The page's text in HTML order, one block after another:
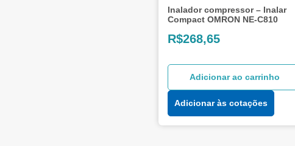
Inalador compressor – Inalar
Compact OMRON NE-C810
R$268,65
Adicionar ao carrinho
Adicionar às cotações